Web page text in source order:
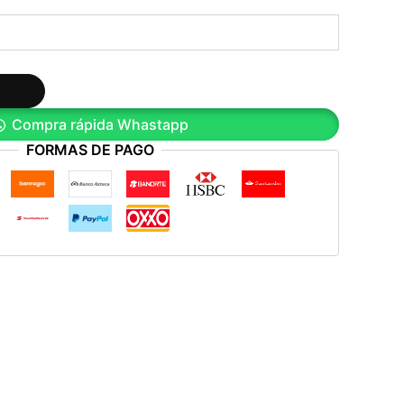
Compra rápida Whastapp
FORMAS DE PAGO